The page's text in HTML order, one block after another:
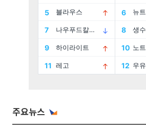
주요뉴스